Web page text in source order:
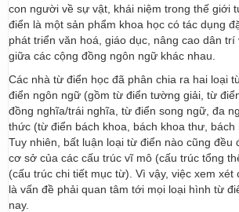
con người về sự vật, khái niệm trong thế giới
điển là một sản phẩm khoa học có tác dụng
phát triển văn hoá, giáo dục, nâng cao dân
giữa các cộng đồng ngôn ngữ khác nhau.
Các nhà từ điển học đã phân chia ra hai loại
điển ngôn ngữ (gồm từ điển tường giải, từ
đồng nghĩa/trái nghĩa, từ điển song ngữ, đa
thức (từ điển bách khoa, bách khoa thư, bách
Tuy nhiên, bất luận loại từ điển nào cũng đều
cơ sở của các cấu trúc vĩ mô (cấu trúc tổng
(cấu trúc chi tiết mục từ). Vì vậy, việc xem xét
là vấn đề phải quan tâm tới mọi loại hình từ
nay.